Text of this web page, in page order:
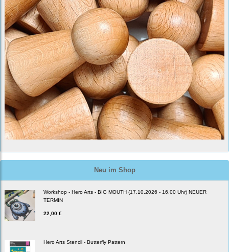
Neu im Shop
Workshop - Hero Arts - BIG MOUTH (17.10.2026 - 16.00 Uhr) NEUER
TERMIN
22,00 €
Hero Arts Stencil - Butterfly Pattern